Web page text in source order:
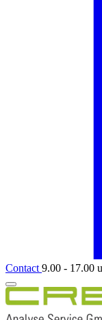
Contact 9.00 - 17.00